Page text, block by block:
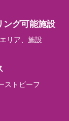
グ可能施設
リア、施設
ストビーフ